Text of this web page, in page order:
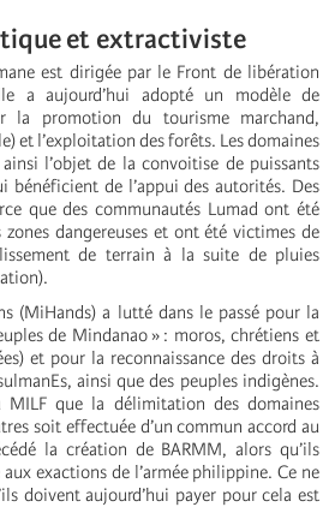
et extractiviste
est dirigée par le Front de libération
a aujourd’hui adopté un modèle de
la promotion du tourisme marchand,
et l’exploitation des forêts. Les domaines
l’objet de la convoitise de puissants
bénéficient de l’appui des autorités. Des
que des communautés Lumad ont été
zones dangereuses et ont été victimes de
de terrain à la suite de pluies
(MiHands) a lutté dans le passé pour la
de Mindanao » : moros, chrétiens et
et pour la reconnaissance des droits à
ainsi que des peuples indigènes.
MILF que la délimitation des domaines
soit effectuée d’un commun accord au
la création de BARMM, alors qu’ils
exactions de l’armée philippine. Ce ne
doivent aujourd’hui payer pour cela est